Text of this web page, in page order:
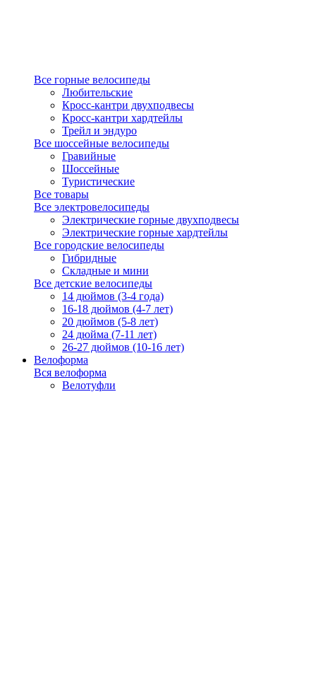
Все горные велосипеды
Любительские
Кросс-кантри двухподвесы
Кросс-кантри хардтейлы
Трейл и эндуро
Все шоссейные велосипеды
Гравийные
Шоссейные
Туристические
Все товары
Все электровелосипеды
Электрические горные двухподвесы
Электрические горные хардтейлы
Все городские велосипеды
Гибридные
Складные и мини
Все детские велосипеды
14 дюймов (3-4 года)
16-18 дюймов (4-7 лет)
20 дюймов (5-8 лет)
24 дюйма (7-11 лет)
26-27 дюймов (10-16 лет)
Велоформа
Вся велоформа
Велотуфли